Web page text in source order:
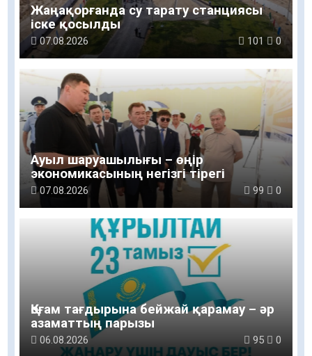
Жаңақорғанда су тарату станциясы
іске қосылды
07.08.2026 101 0
Ауыл шаруашылығы – өңір
экономикасының негізгі тірегі
07.08.2026 99 0
Қоғам тағдырына бейжай қарамау – әр
азаматтың парызы
06.08.2026 95 0